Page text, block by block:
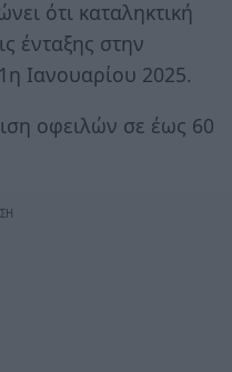
ότι καταληκτική
ένταξης στην
Ιανουαρίου 2025.
οφειλών σε έως 60